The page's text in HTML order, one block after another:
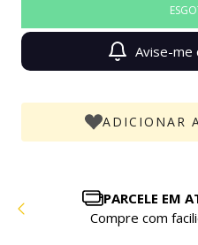
Avise-me
ADICIONAR
PARCELE EM
Compre com